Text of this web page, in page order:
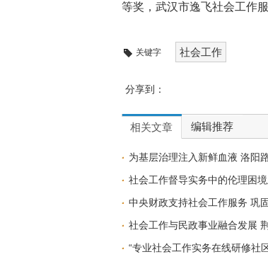
等奖，武汉市逸飞社会工作
关键字 社会工作
分享到：
相关文章 编辑推荐
为基层治理注入新鲜血液 洛阳
社会工作督导实务中的伦理困
中央财政支持社会工作服务 巩
社会工作与民政事业融合发展
“专业社会工作实务在线研修社